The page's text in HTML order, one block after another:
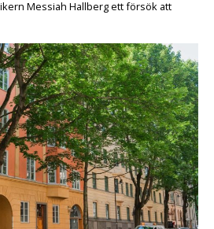
Messiah Hallberg ett försök att